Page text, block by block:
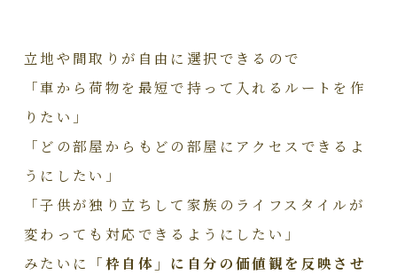
立地や間取りが自由に選択できるので
「車から荷物を最短で持って入れるルートを作
りたい」
「どの部屋からもどの部屋にアクセスできるよ
うにしたい」
「子供が独り立ちして家族のライフスタイルが
変わっても対応できるようにしたい」
みたいに
「枠自体」に自分の価値観を反映させ